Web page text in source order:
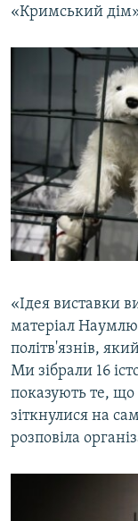
«Кримський
«Ідея виставки
матеріал
політв'язнів,
Ми зібрали 16
показують те, що
зіткнулися на
розповіла